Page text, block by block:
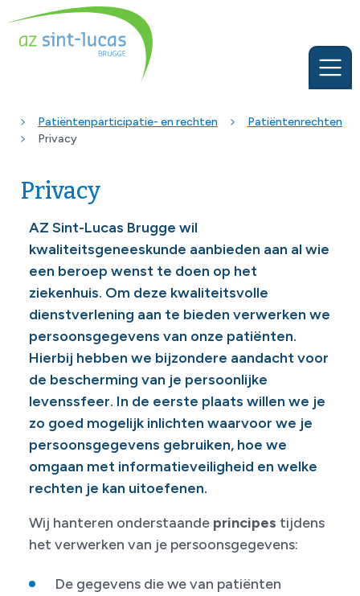
Patiëntenparticipatie- en rechten
Patiëntenrechten
Privacy
Privacy
AZ Sint-Lucas Brugge wil
kwaliteitsgeneeskunde aanbieden aan al wie
een beroep wenst te doen op het
ziekenhuis. Om deze kwaliteitsvolle
dienstverlening aan te bieden verwerken we
persoonsgegevens van onze patiënten.
Hierbij hebben we bijzondere aandacht voor
de bescherming van je persoonlijke
levenssfeer. In de eerste plaats willen we je
zo goed mogelijk inlichten waarvoor we je
persoonsgegevens gebruiken, hoe we
omgaan met informatieveiligheid en welke
rechten je kan uitoefenen.
Wij hanteren onderstaande principes tijdens
het verwerken van je persoonsgegevens:
De gegevens die we van patiënten